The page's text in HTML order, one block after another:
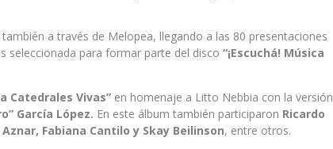
a través de Melopea, llegando a las 80 presentaciones
seleccionada para formar parte del disco “¡Escuchá! Música
Catedrales Vivas” en homenaje a Litto Nebbia con la versión
García López. En este álbum también participaron Ricardo
Fabiana Cantilo y Skay Beilinson, entre otros.